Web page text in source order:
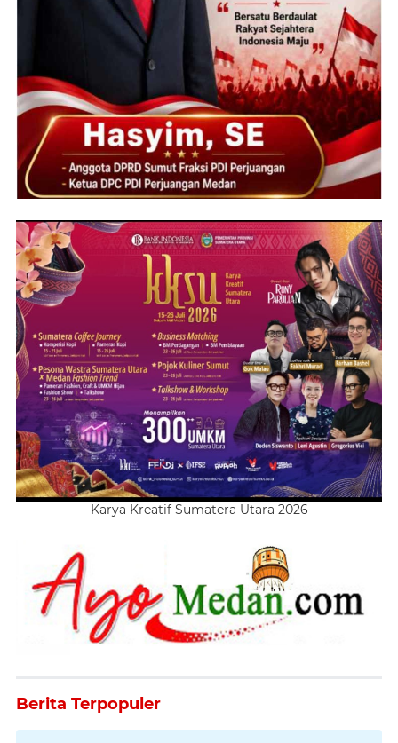
Karya Kreatif Sumatera Utara 2026
Berita Terpopuler